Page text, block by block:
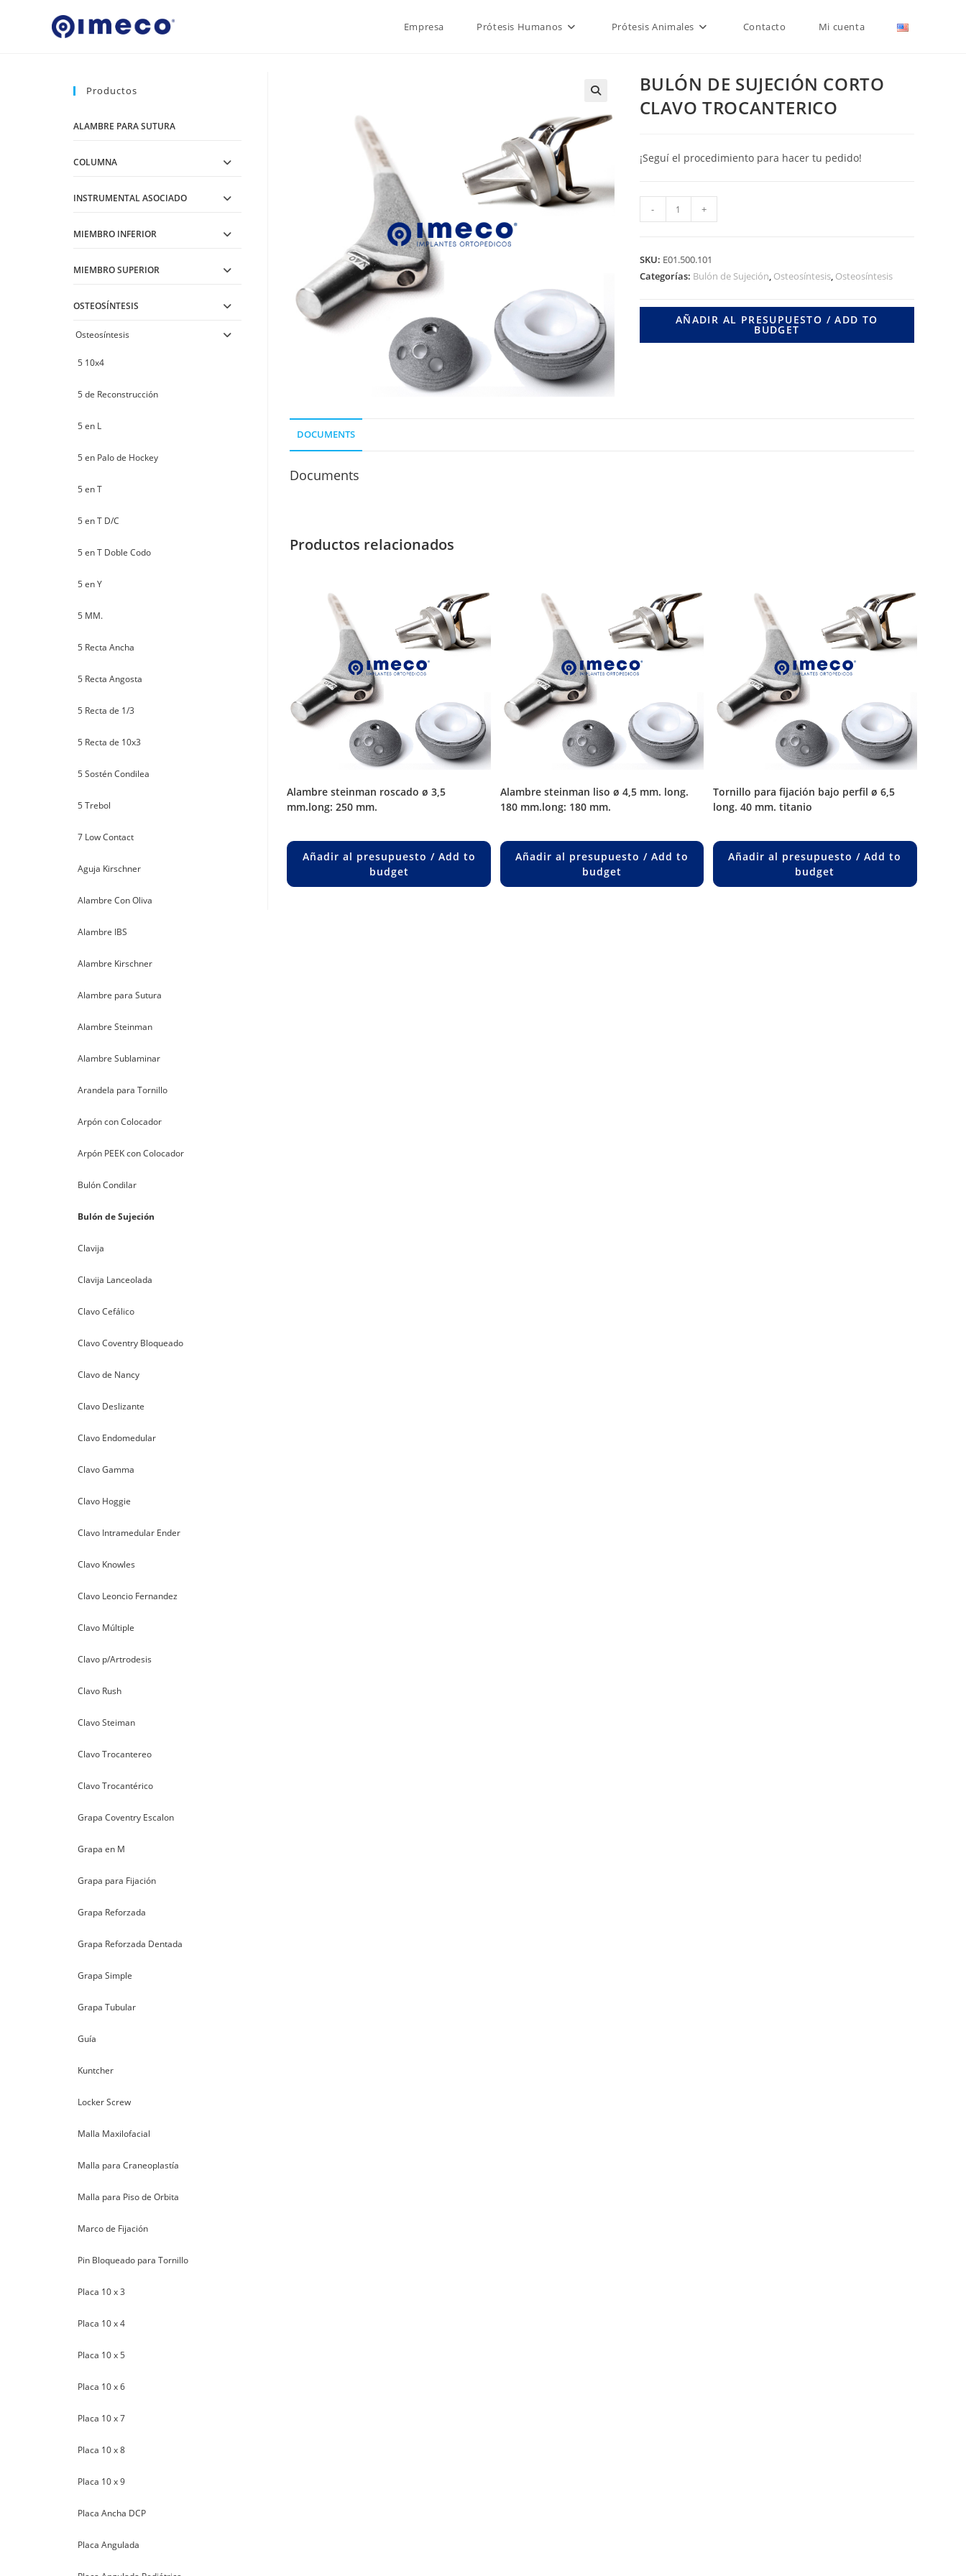
Empresa Prótesis Humanos Prótesis Animales Contacto Mi cuenta
BULÓN DE SUJECIÓN CORTO
CLAVO TROCANTERICO
¡Seguí el procedimiento para hacer tu pedido!
DE
CORTO
CLAVO
- +
SKU: E01.500.101
Categorías: Bulón de Sujeción, Osteosíntesis, Osteosíntesis
AÑADIR AL PRESUPUESTO / ADD TO
BUDGET
DOCUMENTS
Documents
Productos relacionados
alambre steinman roscado ø 3,5
mm.long: 250 mm.
Añadir al presupuesto / Add to
budget
alambre steinman liso ø 4,5 mm. long.
180 mm.long: 180 mm.
Añadir al presupuesto / Add to
budget
tornillo para fijación bajo perfil ø 6,5
long. 40 mm. titanio
Añadir al presupuesto / Add to
budget
Productos
ALAMBRE PARA SUTURA
COLUMNA
INSTRUMENTAL ASOCIADO
MIEMBRO INFERIOR
MIEMBRO SUPERIOR
OSTEOSÍNTESIS
Osteosíntesis
5 10x4
5 de Reconstrucción
5 en L
5 en Palo de Hockey
5 en T
5 en T D/C
5 en T Doble Codo
5 en Y
5 MM.
5 Recta Ancha
5 Recta Angosta
5 Recta de 1/3
5 Recta de 10x3
5 Sostén Condilea
5 Trebol
7 Low Contact
Aguja Kirschner
Alambre Con Oliva
Alambre IBS
Alambre Kirschner
Alambre para Sutura
Alambre Steinman
Alambre Sublaminar
Arandela para Tornillo
Arpón con Colocador
Arpón PEEK con Colocador
Bulón Condilar
Bulón de Sujeción
Clavija
Clavija Lanceolada
Clavo Cefálico
Clavo Coventry Bloqueado
Clavo de Nancy
Clavo Deslizante
Clavo Endomedular
Clavo Gamma
Clavo Hoggie
Clavo Intramedular Ender
Clavo Knowles
Clavo Leoncio Fernandez
Clavo Múltiple
Clavo p/Artrodesis
Clavo Rush
Clavo Steiman
Clavo Trocantereo
Clavo Trocantérico
Grapa Coventry Escalon
Grapa en M
Grapa para Fijación
Grapa Reforzada
Grapa Reforzada Dentada
Grapa Simple
Grapa Tubular
Guía
Kuntcher
Locker Screw
Malla Maxilofacial
Malla para Craneoplastía
Malla para Piso de Orbita
Marco de Fijación
Pin Bloqueado para Tornillo
Placa 10 x 3
Placa 10 x 4
Placa 10 x 5
Placa 10 x 6
Placa 10 x 7
Placa 10 x 8
Placa 10 x 9
Placa Ancha DCP
Placa Angulada